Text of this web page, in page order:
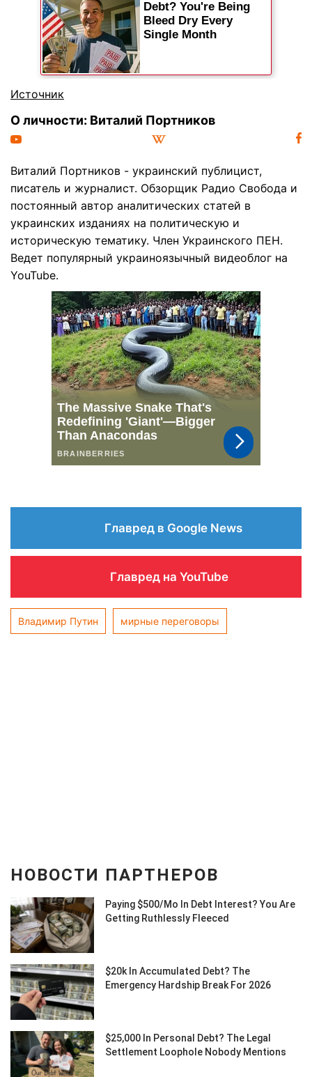
Источник
О личности: Виталий Портников
Виталий Портников - украинский публицист,
писатель и журналист. Обзорщик Радио Свобода и
постоянный автор аналитических статей в
украинских изданиях на политическую и
историческую тематику. Член Украинского ПЕН.
Ведет популярный украиноязычный видеоблог на
YouTube.
Главред в Google News
Главред на YouTube
Владимир Путин мирные переговоры